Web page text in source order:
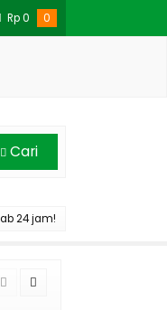
Rp0 0
Cari
24 jam!